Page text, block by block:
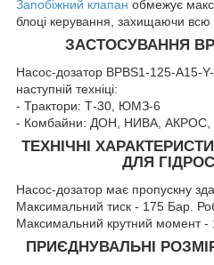
Запобіжний клапан обмежує
блоці керування, захищаючи всю
ЗАСТОСУВАННЯ
Насос-дозатор BPBS1-125-A15-
наступній техніці:
- Трактори: Т-30, ЮМЗ-6
- Комбайни: ДОН, НИВА, АКРОС,
ТЕХНІЧНІ
ДЛЯ
Насос-дозатор має пропускну
Максимальний тиск - 175 Бар.
Максимальний крутний момент -
ПРИЄДНУВАЛЬНІ